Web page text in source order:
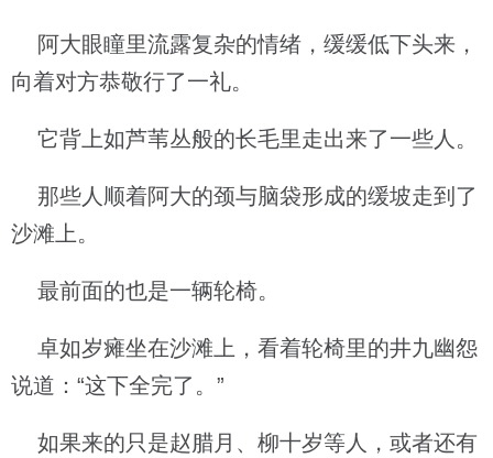
阿大眼瞳里流露复杂的情绪，缓缓低下头来，
向着对方恭敬行了一礼。
它背上如芦苇丛般的长毛里走出来了一些人。
那些人顺着阿大的颈与脑袋形成的缓坡走到了
沙滩上。
最前面的也是一辆轮椅。
卓如岁瘫坐在沙滩上，看着轮椅里的井九幽怨
说道：“这下全完了。”
如果来的只是赵腊月、柳十岁等人，或者还有